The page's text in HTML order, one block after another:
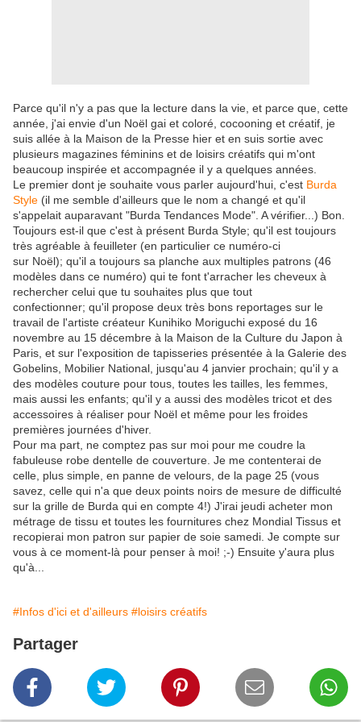
Parce qu'il n'y a pas que la lecture dans la vie, et parce que, cette
année, j'ai envie d'un Noël gai et coloré, cocooning et créatif, je
suis allée à la Maison de la Presse hier et en suis sortie avec
plusieurs magazines féminins et de loisirs créatifs qui m'ont
beaucoup inspirée et accompagnée il y a quelques années.
Le premier dont je souhaite vous parler aujourd'hui, c'est Burda
Style (il me semble d'ailleurs que le nom a changé et qu'il
s'appelait auparavant "Burda Tendances Mode". A vérifier...) Bon.
Toujours est-il que c'est à présent Burda Style; qu'il est toujours
très agréable à feuilleter (en particulier ce numéro-ci
sur Noël); qu'il a toujours sa planche aux multiples patrons (46
modèles dans ce numéro) qui te font t'arracher les cheveux à
rechercher celui que tu souhaites plus que tout
confectionner; qu'il propose deux très bons reportages sur le
travail de l'artiste créateur Kunihiko Moriguchi exposé du 16
novembre au 15 décembre à la Maison de la Culture du Japon à
Paris, et sur l'exposition de tapisseries présentée à la Galerie des
Gobelins, Mobilier National, jusqu'au 4 janvier prochain; qu'il y a
des modèles couture pour tous, toutes les tailles, les femmes,
mais aussi les enfants; qu'il y a aussi des modèles tricot et des
accessoires à réaliser pour Noël et même pour les froides
premières journées d'hiver.
Pour ma part, ne comptez pas sur moi pour me coudre la
fabuleuse robe dentelle de couverture. Je me contenterai de
celle, plus simple, en panne de velours, de la page 25 (vous
savez, celle qui n'a que deux points noirs de mesure de difficulté
sur la grille de Burda qui en compte 4!) J'irai jeudi acheter mon
métrage de tissu et toutes les fournitures chez Mondial Tissus et
recopierai mon patron sur papier de soie samedi. Je compte sur
vous à ce moment-là pour penser à moi! ;-) Ensuite y'aura plus
qu'à...
#Infos d'ici et d'ailleurs #loisirs créatifs
Partager